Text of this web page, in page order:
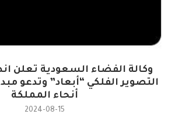
وكالة الفضاء السعودية تعلن
التصوير الفلكي “أبعاد” وتدعو
أنحاء المملكة
2024-08-15